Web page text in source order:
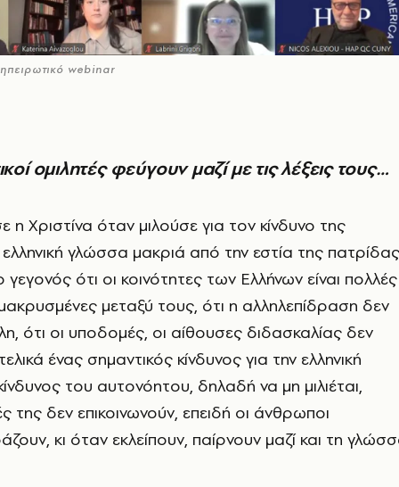
webinar
ομιλητές φεύγουν μαζί με τις λέξεις τους…
η Χριστίνα όταν μιλούσε για τον κίνδυνο της
ελληνική γλώσσα μακριά από την εστία της
ότι οι κοινότητες των Ελλήνων είναι πολλές
μεταξύ τους, ότι η αλληλεπίδραση δεν
ότι οι υποδομές, οι αίθουσες διδασκαλίας δεν
ένας σημαντικός κίνδυνος για την ελληνική
του αυτονόητου, δηλαδή να μη μιλιέται,
της δεν επικοινωνούν, επειδή οι άνθρωποι
κι όταν εκλείπουν, παίρνουν μαζί και τη